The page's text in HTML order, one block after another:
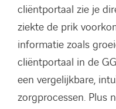
cliëntportaal zie je
ziekte de prik
informatie zoals
cliëntportaal in de
een vergelijkbare,
zorgprocessen. Plus